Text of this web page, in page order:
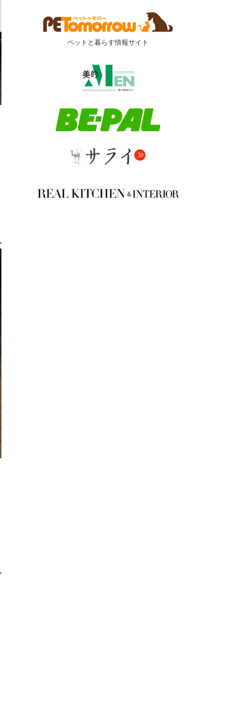
ペットと暮らす情報サイト